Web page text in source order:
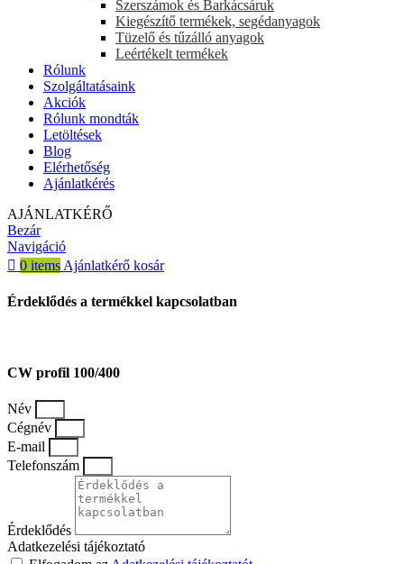
Szerszámok és Barkácsáruk
Kiegészítő termékek, segédanyagok
Tüzelő és tűzálló anyagok
Leértékelt termékek
Rólunk
Szolgáltatásaink
Akciók
Rólunk mondták
Letöltések
Blog
Elérhetőség
Ajánlatkérés
AJÁNLATKÉRŐ
Bezár
Navigáció
0 items Ajánlatkérő kosár
Érdeklődés a termékkel kapcsolatban
CW profil 100/400
Név
Cégnév
E-mail
Telefonszám
Érdeklődés
Adatkezelési tájékoztató